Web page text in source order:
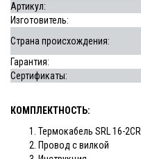
Артикул:
Изготовитель:
Страна происхождения:
Гарантия:
Сертификаты:
КОМПЛЕКТНОСТЬ:
Термокабель SRL 16-2CR
Провод с вилкой